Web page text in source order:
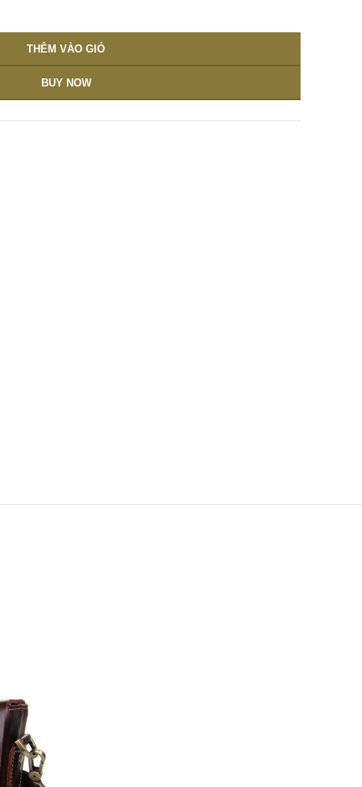
THÊM VÀO GIỎ
BUY NOW